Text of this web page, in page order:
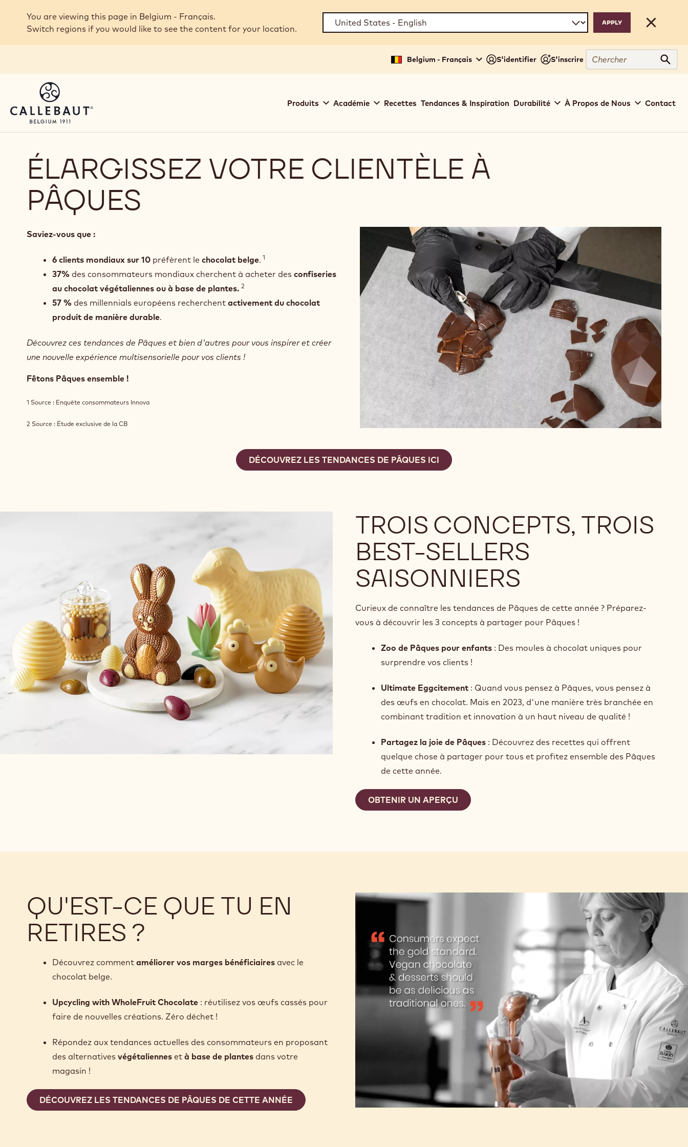
Skip to main content
You are viewing this page in Belgium - Français.
Switch regions if you would like to see the content for your location.
Close
Belgium - Français S'identifier S'inscrire
Chercher
navigation
Produits Académie Recettes Tendances & Inspiration Durabilité À Propos de Nous Contact
ÉLARGISSEZ VOTRE CLIENTÈLE À
PÂQUES
Saviez-vous que :
6 clients mondiaux sur 10 préfèrent le chocolat belge. 1
37% des consommateurs mondiaux cherchent à acheter des confiseries
au chocolat végétaliennes ou à base de plantes. 2
57 % des millennials européens recherchent activement du chocolat
produit de manière durable.
Découvrez ces tendances de Pâques et bien d'autres pour vous inspirer et créer
une nouvelle expérience multisensorielle pour vos clients !
Fêtons Pâques ensemble !
1 Source : Enquête consommateurs Innova
2 Source : Étude exclusive de la CB
DÉCOUVREZ LES TENDANCES DE PÂQUES ICI
TROIS CONCEPTS, TROIS
BEST-SELLERS
SAISONNIERS
Curieux de connaître les tendances de Pâques de cette année ? Préparez-
vous à découvrir les 3 concepts à partager pour Pâques !
Zoo de Pâques pour enfants : Des moules à chocolat uniques pour
surprendre vos clients !
Ultimate Eggcitement : Quand vous pensez à Pâques, vous pensez à
des œufs en chocolat. Mais en 2023, d'une manière très branchée en
combinant tradition et innovation à un haut niveau de qualité !
Partagez la joie de Pâques : Découvrez des recettes qui offrent
quelque chose à partager pour tous et profitez ensemble des Pâques
de cette année.
OBTENIR UN APERÇU
QU'EST-CE QUE TU EN
RETIRES ?
Découvrez comment améliorer vos marges bénéficiaires avec le
chocolat belge.
Upcycling with WholeFruit Chocolate : réutilisez vos œufs cassés pour
faire de nouvelles créations. Zéro déchet !
Répondez aux tendances actuelles des consommateurs en proposant
des alternatives végétaliennes et à base de plantes dans votre
magasin !
DÉCOUVREZ LES TENDANCES DE PÂQUES DE CETTE ANNÉE